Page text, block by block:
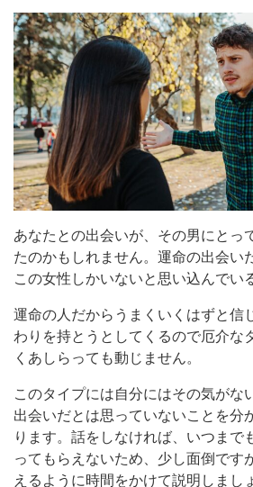
あなたとの出会いが、その男にとっ
たのかもしれません。運命の出会い
この女性しかいないと思い込んでい
運命の人だからうまくいくはずと信
わりを持とうとしてくるので厄介な
くあしらっても動じません。
このタイプには自分にはその気がな
出会いだとは思っていないことを分
ります。話をしなければ、いつまで
ってもらえないため、少し面倒です
えるように時間をかけて説明しまし